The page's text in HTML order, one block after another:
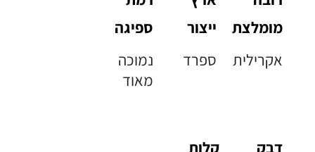
מומלצת
אקרילית
ייצור
ספרד
ספיגה
נמוכה
מאוד
דבק
קלות